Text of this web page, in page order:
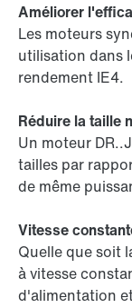
Améliorer
Les moteurs
utilisation dans
rendement IE4.
Réduire la taille
Un moteur
tailles par
de même
Vitesse
Quelle que soit
à vitesse
d'alimentation